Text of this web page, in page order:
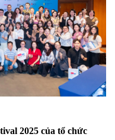
2025 của tổ chức